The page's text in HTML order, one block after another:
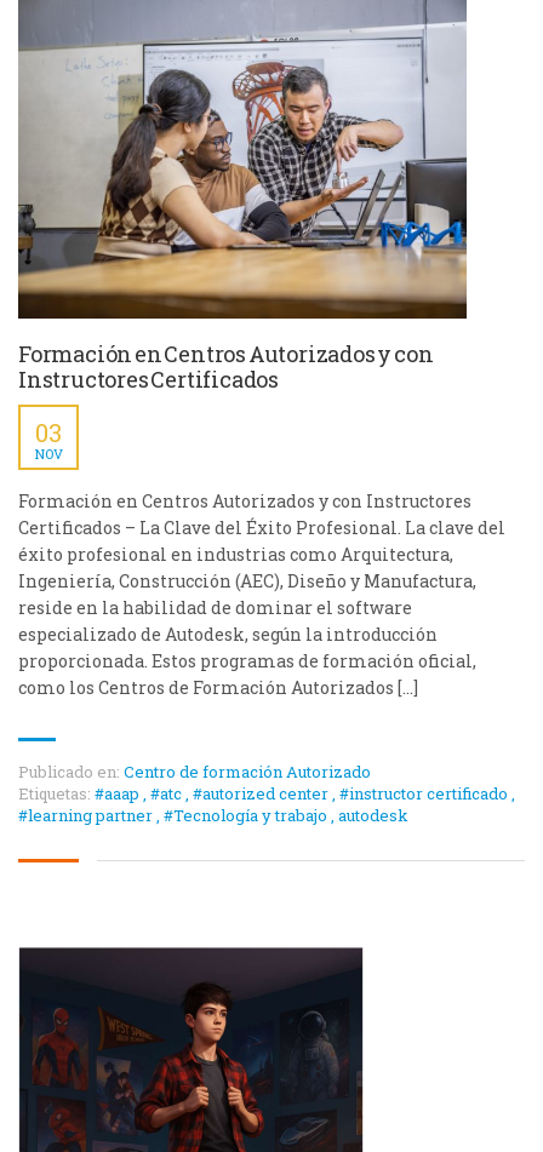
Formación en Centros Autorizados y con
Instructores Certificados
03
NOV
Formación en Centros Autorizados y con Instructores
Certificados – La Clave del Éxito Profesional. La clave del
éxito profesional en industrias como Arquitectura,
Ingeniería, Construcción (AEC), Diseño y Manufactura,
reside en la habilidad de dominar el software
especializado de Autodesk, según la introducción
proporcionada. Estos programas de formación oficial,
como los Centros de Formación Autorizados […]
Publicado en: Centro de formación Autorizado
Etiquetas: #aaap , #atc, #autorized center, #instructor certificado ,
#learning partner, #Tecnología y trabajo , autodesk